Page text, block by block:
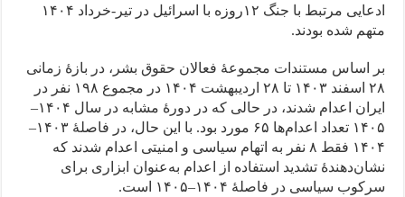
ادعایی مرتبط با جنگ ۱۲روزه با اسرائیل در تیر-خرداد ۱۴۰۴
متهم شده بودند.
بر اساس مستندات مجموعهٔ فعالان حقوق بشر، در بازهٔ زمانی
۲۸ اسفند ۱۴۰۳ تا ۲۸ اردیبهشت ۱۴۰۴ در مجموع ۱۹۸ نفر در
ایران اعدام شدند، در حالی که در دورهٔ مشابه در سال ۱۴۰۴–
۱۴۰۵ تعداد اعدام‌ها ۶۵ مورد بود. با این حال، در فاصلهٔ ۱۴۰۳–
۱۴۰۴ فقط ۸ نفر به اتهام سیاسی و امنیتی اعدام شدند که
نشان‌دهندهٔ تشدید استفاده از اعدام به‌عنوان ابزاری برای
سرکوب سیاسی در فاصلهٔ ۱۴۰۴–۱۴۰۵ است.